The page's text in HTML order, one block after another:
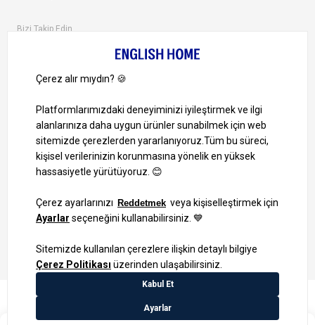
Bizi Takip Edin
1000 TL ve Üzeri Alışverişlerinizde Kargo Bedava!
Bilgi Toplum Hizmetleri
KVKK Veri İşleme Politikamız
Site Haritası